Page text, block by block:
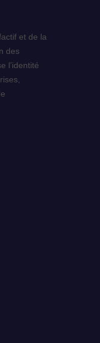
et de la
des
l’identité